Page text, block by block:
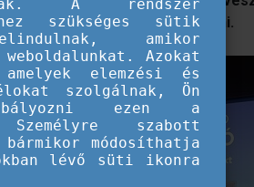
és ezáltal változást elérni.
A rendszer
szükséges sütik
amikor
Azokat
elemzési és
szolgálnak, Ön
ezen a
szabott
módosíthatja
lévő süti ikonra